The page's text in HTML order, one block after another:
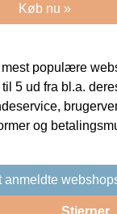
Køb nu »
populære
5 ud fra bl.a.
og
anmeldte
Stjerner